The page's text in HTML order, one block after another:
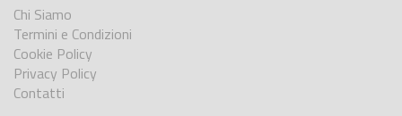
Chi Siamo
Termini e Condizioni
Cookie Policy
Privacy Policy
Contatti